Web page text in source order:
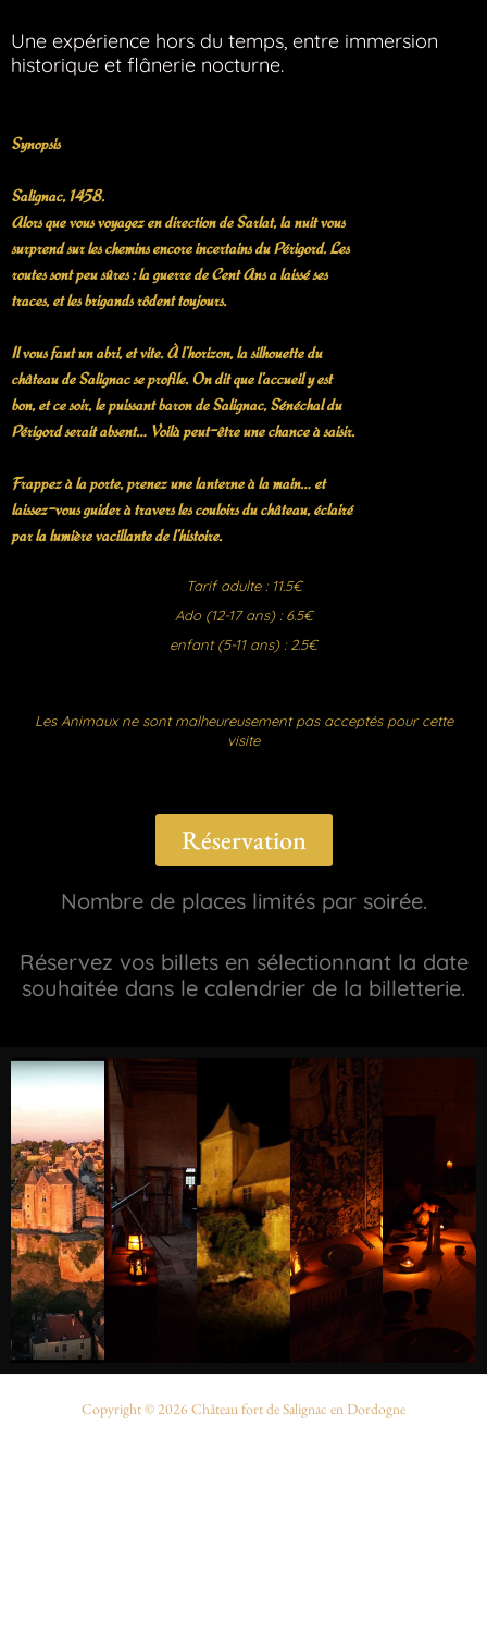
Une expérience hors du temps, entre immersion
historique et flânerie nocturne.
Synopsis
Salignac, 1458.
Alors que vous voyagez en direction de Sarlat, la nuit vous
surprend sur les chemins encore incertains du Périgord. Les
routes sont peu sûres : la guerre de Cent Ans a laissé ses
traces, et les brigands rôdent toujours.
Il vous faut un abri, et vite. À l’horizon, la silhouette du
château de Salignac se profile. On dit que l’accueil y est
bon, et ce soir, le puissant baron de Salignac, Sénéchal du
Périgord serait absent… Voilà peut-être une chance à saisir.
Frappez à la porte, prenez une lanterne à la main… et
laissez-vous guider à travers les couloirs du château, éclairé
par la lumière vacillante de l’histoire.
Tarif adulte : 11.5€
Ado (12-17 ans) : 6.5€
enfant (5-11 ans) : 2.5€
Les Animaux ne sont malheureusement pas acceptés pour cette
visite
Réservation
Nombre de places limités par soirée.
Réservez vos billets en sélectionnant la date
souhaitée dans le calendrier de la billetterie.
Copyright © 2026 Château fort de Salignac en Dordogne